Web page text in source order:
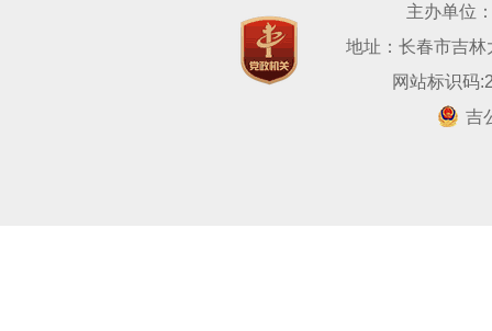
主办单位
地址：长春市吉
网站标识码
吉